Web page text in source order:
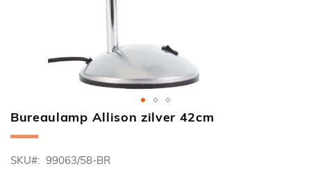
Ga
naar
begin
Bureaulamp Allison zilver 42cm
SKU 99063/58-BR